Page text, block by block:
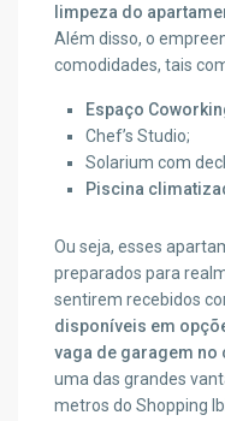
limpeza do
Além disso, o
comodidades, tais
Espaço
Chef’s Studio;
Solarium com
Piscina
Ou seja, esses
preparados para
sentirem recebidos
disponíveis em
vaga de garagem no
uma das grandes
metros do Shopping